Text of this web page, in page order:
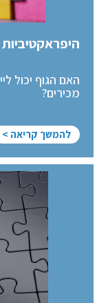
האם הגוף יכול
מכירים?
להמשך קריאה >